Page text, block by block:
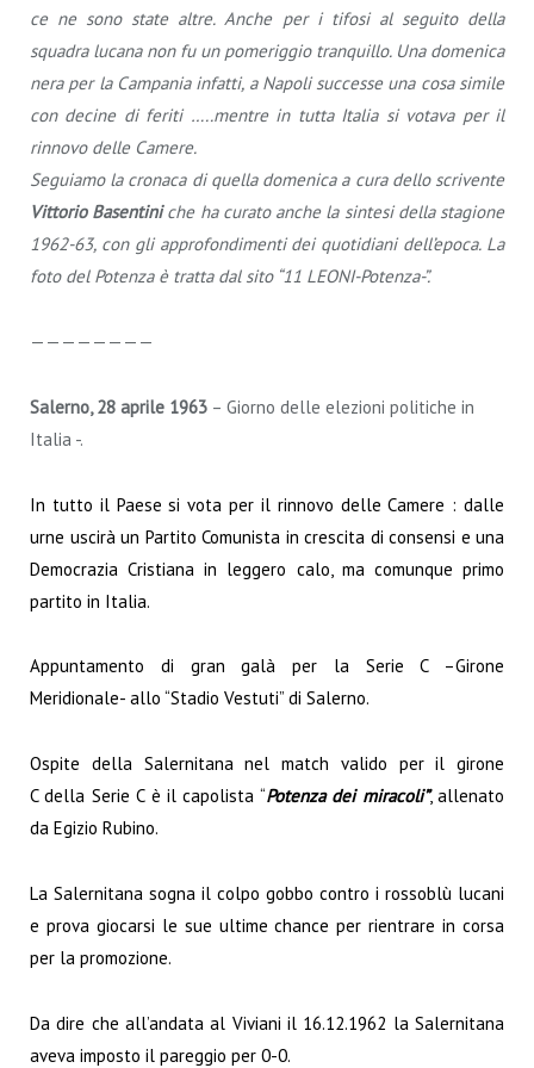
ce ne sono state altre. Anche per i tifosi al seguito della
squadra lucana non fu un pomeriggio tranquillo. Una domenica
nera per la Campania infatti, a Napoli successe una cosa simile
con decine di feriti …..mentre in tutta Italia si votava per il
rinnovo delle Camere.
Seguiamo la cronaca di quella domenica a cura dello scrivente
Vittorio Basentiniche ha curato anche la sintesi della stagione
1962-63, con gli approfondimenti dei quotidiani dell’epoca. La
foto del Potenza è tratta dal sito “11 LEONI-Potenza-”.
————————
Salerno, 28 aprile 1963 – Giorno delle elezioni politiche in
Italia -.
In tutto il Paese si vota per il rinnovo delle Camere : dalle
urne uscirà un Partito Comunista in crescita di consensi e una
Democrazia Cristiana in leggero calo, ma comunque primo
partito in Italia.
Appuntamento di gran galà per la Serie C –Girone
Meridionale- allo “Stadio Vestuti” di Salerno.
Ospite della Salernitana nel match valido per il girone
C della Serie C è il capolista “Potenza dei miracoli”, allenato
da Egizio Rubino.
La Salernitana sogna il colpo gobbo contro i rossoblù lucani
e prova giocarsi le sue ultime chance per rientrare in corsa
per la promozione.
Da dire che all’andata al Viviani il 16.12.1962 la Salernitana
aveva imposto il pareggio per 0-0.